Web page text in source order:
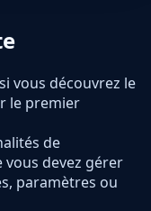
si vous découvrez le
le premier
de
vous devez gérer
paramètres ou